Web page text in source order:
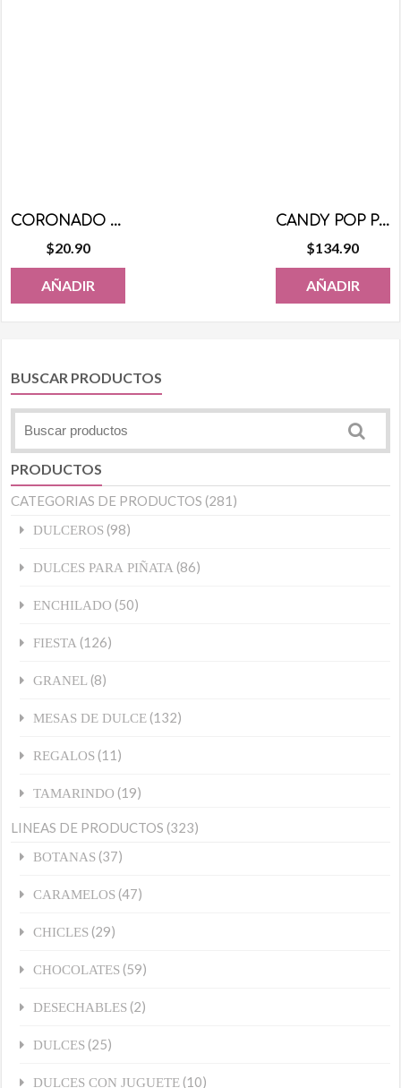
CANDY POP PALETA REBANADITAS 40 PZS
$134.90
AÑADIR
CORONADO PALETA CHICA 20 PZS
$20.90
AÑADIR
BUSCAR PRODUCTOS
PRODUCTOS
CATEGORIAS DE PRODUCTOS (281)
DULCEROS (98)
DULCES PARA PIÑATA (86)
ENCHILADO (50)
FIESTA (126)
GRANEL (8)
MESAS DE DULCE (132)
REGALOS (11)
TAMARINDO (19)
LINEAS DE PRODUCTOS (323)
BOTANAS (37)
CARAMELOS (47)
CHICLES (29)
CHOCOLATES (59)
DESECHABLES (2)
DULCES (25)
DULCES CON JUGUETE (10)